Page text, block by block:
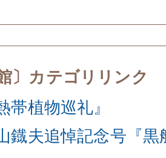
〕カテゴリリンク
帯植物巡礼』
鐡夫追悼記念号『